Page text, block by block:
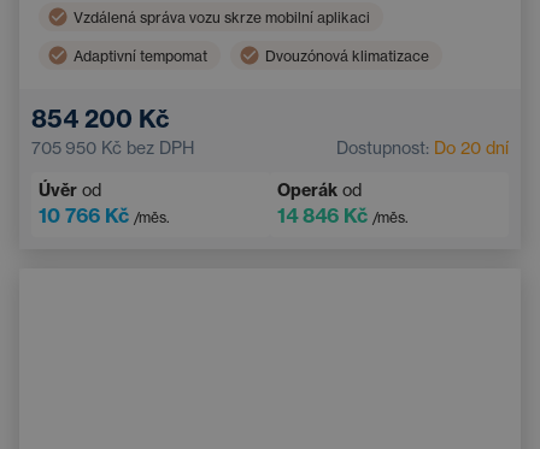
Vzdálená správa vozu skrze mobilní aplikaci
Adaptivní tempomat Dvouzónová klimatizace
Asistent hlídání jízdy v pruhu
Parkovací kamera Elektricky nastavitelná sedadla
854 200 Kč
705 950 Kč bez DPH Dostupnost: Do 20 dní
Úvěr od
10 766 Kč /měs.
Operák od
14 846 Kč /měs.